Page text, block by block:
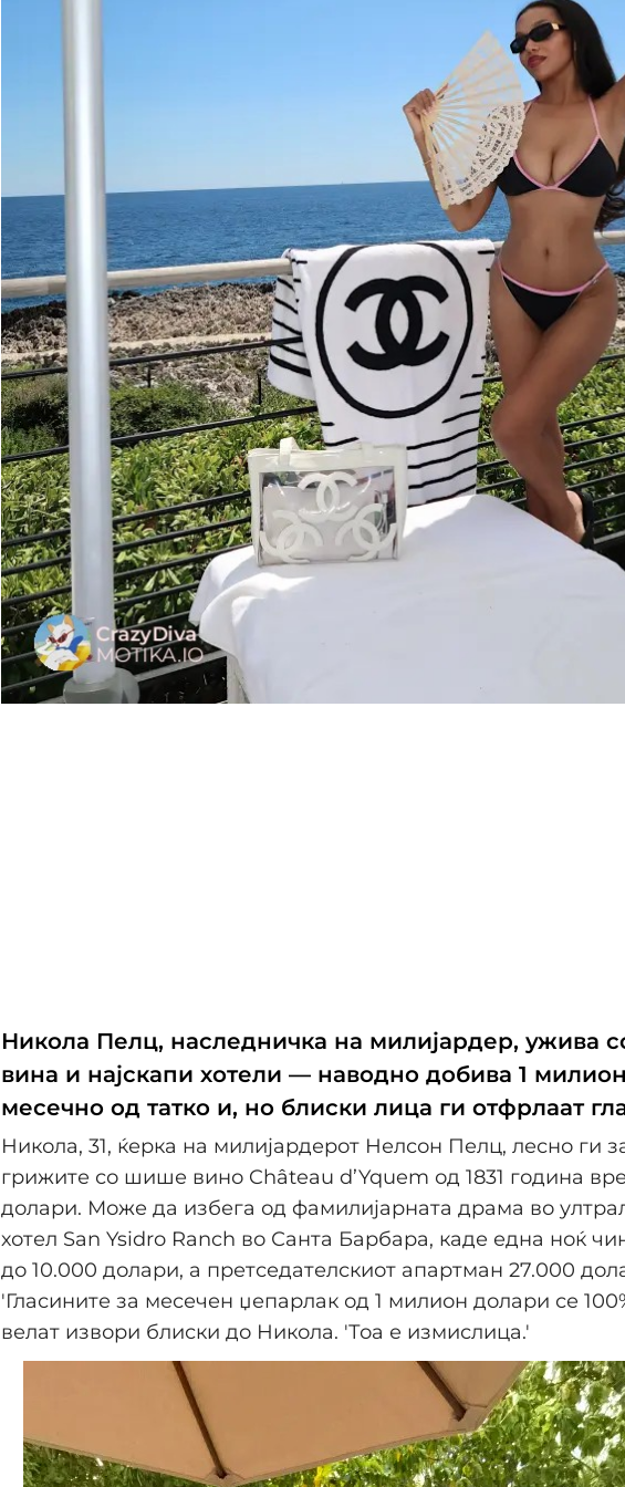
Николa Пелц, наследничка на милијардер, ужива
вина и најскапи хотели — наводно добива 1
месечно од татко и, но блиски лица ги отфрлаат
Никола, 31, ќерка на милијардерот Нелсон Пелц, лесно ги
грижите со шише вино Château d’Yquem од 1831 година
долари. Може да избега од фамилијарната драма во
хотел San Ysidro Ranch во Санта Барбара, каде една ноќ
до 10.000 долари, а претседателскиот апартман 27.000
'Гласините за месечен џепарлак од 1 милион долари се
велат извори блиски до Николa. 'Тоа е измислица.'